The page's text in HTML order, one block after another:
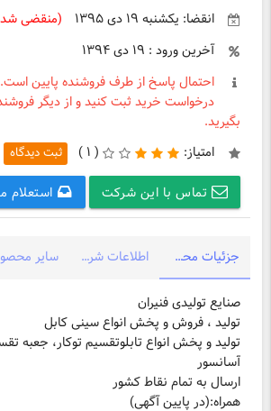
انقضا: یکشنبه ۱۹ دی ۱۳۹۵
(منقضی
آخرین ورود : ۱۹ دی ۱۳۹۴
احتمال پاسخ از طرف فروشنده پایین است.
درخواست خرید ثبت کنید و از دیگر
بگیرید.
امتیاز:
( ۱ ) ثبت دیدگاه
تماس با این شرکت استعلام
جزئیات محصول اطلاعات شرکت
تولید ، فروش و پخش انواع سینی کابل
تولید و پخش انواع تابلوتقسیم توکار، جعبه
آسانسور
ارسال به تمام نقاط کشور